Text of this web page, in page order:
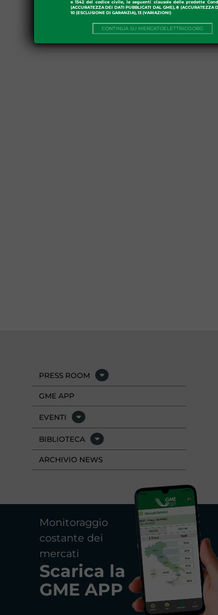
e 1342 del codice civile, le seguenti clausole delle predette
(ACCURATEZZA DEI DATI PUBBLICATI DAL GME), 8 (ACCURATEZZA
10 (ESCLUSIONE DI GARANZIA), 13 (VARIAZIONI)
CONTINUA SU MERCATOELETTRICO.ORG
PRESS ROOM
GME APP
EVENTI
BIBLIOTECA
ARCHIVIO NEWS
Monitoraggio
costante dei
mercati
Scarica la
GME APP